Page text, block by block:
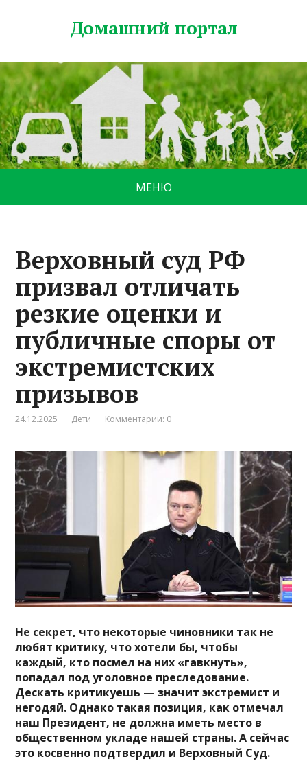
Домашний портал
МЕНЮ
Верховный суд РФ
призвал отличать
резкие оценки и
публичные споры от
экстремистских
призывов
24.12.2025 Дети Комментарии: 0
Не секрет, что некоторые чиновники так не
любят критику, что хотели бы, чтобы
каждый, кто посмел на них «гавкнуть»,
попадал под уголовное преследование.
Дескать критикуешь — значит экстремист и
негодяй. Однако такая позиция, как отмечал
наш Президент, не должна иметь место в
общественном укладе нашей страны. А сейчас
это косвенно подтвердил и Верховный Суд.